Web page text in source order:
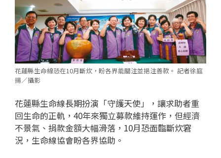
花蓮縣生命線恐在10月斷炊，盼各界能關注並挹注善款。 記者徐庭
揚／攝影
花蓮縣生命線長期扮演「守護天使」，讓求助者重
回生命的正軌，40年來獨立募款維持運作，但經濟
不景氣、捐款金額大幅滑落，10月恐面臨斷炊窘
況，生命線協會盼各界協助。